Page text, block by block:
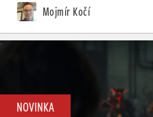
Mojmír Kočí
NOVINKA